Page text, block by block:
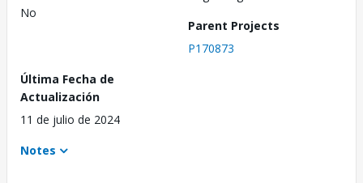
No
Parent Projects
P170873
Última Fecha de
Actualización
11 de julio de 2024
Notes